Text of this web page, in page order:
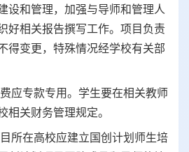
设和管理，加强与导师和管理人
好相关报告撰写工作。项目负责
得变更，特殊情况经学校有关部
应专款专用。学生要在相关教师
关财务管理规定。
所在高校应建立国创计划师生培